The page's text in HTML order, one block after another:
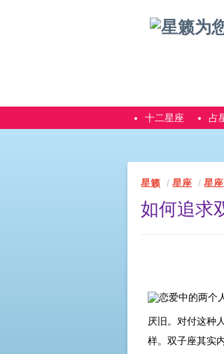
十二星座 占
星籁 星座 星
如何追求
厌旧。对付这种
样。双子座其实